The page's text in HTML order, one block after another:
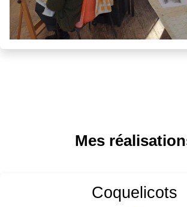
Mes
Coquelicots